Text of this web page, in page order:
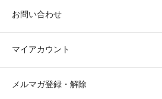
お問い合わせ
マイアカウント
メルマガ登録・解除